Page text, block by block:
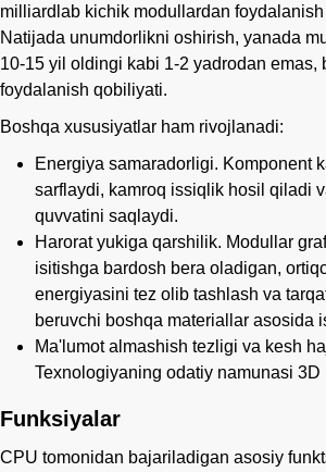
milliardlab kichik modullardan
Natijada unumdorlikni oshirish, yanada
10-15 yil oldingi kabi 1-2 yadrodan emas,
foydalanish qobiliyati.
Boshqa xususiyatlar ham rivojlanadi:
Energiya samaradorligi. Komponent
sarflaydi, kamroq issiqlik hosil qiladi
quvvatini saqlaydi.
Harorat yukiga qarshilik. Modullar
isitishga bardosh bera oladigan,
energiyasini tez olib tashlash va
beruvchi boshqa materiallar asosida
Ma'lumot almashish tezligi va kesh
Texnologiyaning odatiy namunasi 3D
Funksiyalar
CPU tomonidan bajariladigan asosiy